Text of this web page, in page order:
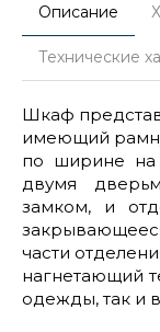
Описание
Технические
Шкаф
имеющий
по ширине на
двумя
замком, и
части
нагнетающий
одежды, так и